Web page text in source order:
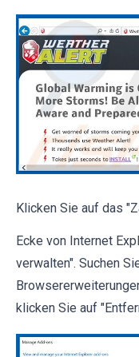
Klicken Sie auf das
Ecke von Internet
verwalten". Suchen
klicken Sie auf